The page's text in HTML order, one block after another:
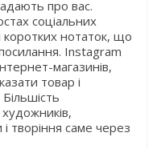
про вас.
соціальних
коротких нотаток, що
Instagram
магазинів,
товар і
і творіння саме через